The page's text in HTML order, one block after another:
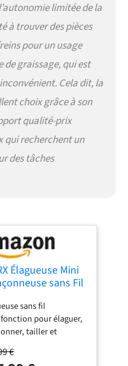
limitée de la
à trouver des pièces
pour un usage
de graissage, qui est
Cela dit, la
choix grâce à son
qualité-prix
qui recherchent un
des tâches
Élagueuse Mini
sans Fil
Guide 12
10 cm, pour
taille,
capot de
sans fil
pour élaguer,
tailler et
brushless puissant
€